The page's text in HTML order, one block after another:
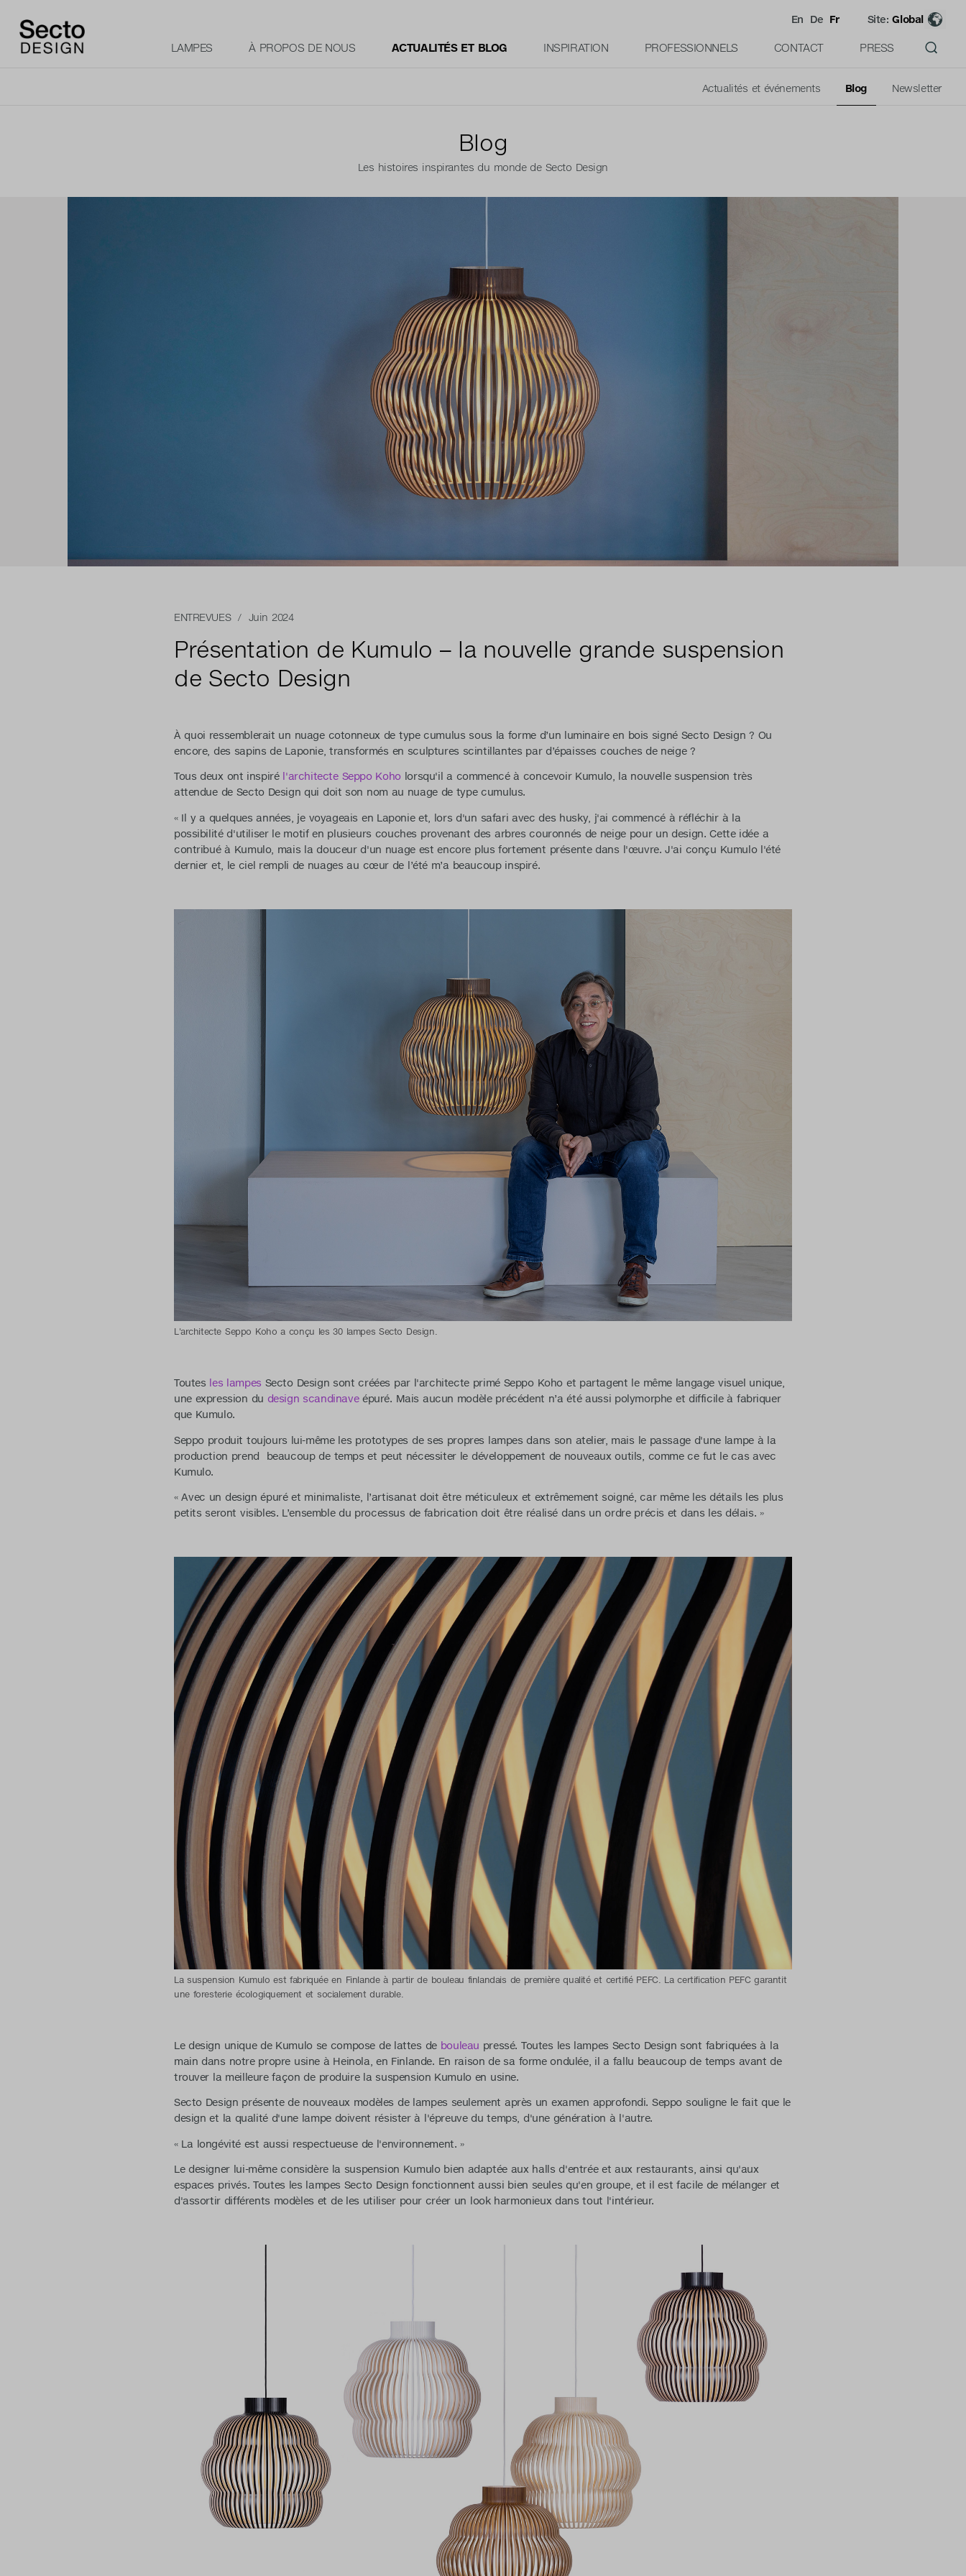
LAMPES À PROPOS DE NOUS ACTUALITÉS ET BLOG INSPIRATION PROFESSIONNELS CONTACT PRESS
En De Fr Site:Global
Actualités et événements Blog Newsletter
Blog
Les histoires inspirantes du monde de Secto Design
ENTREVUES/ Juin 2024
Présentation de Kumulo – la nouvelle grande suspension
de Secto Design
À quoi ressemblerait un nuage cotonneux de type cumulus sous la forme d’un luminaire en bois signé Secto Design ? Ou
encore, des sapins de Laponie, transformés en sculptures scintillantes par d’épaisses couches de neige ?
Tous deux ont inspiré l'architecte Seppo Koholorsqu'il a commencé à concevoir Kumulo, la nouvelle suspension très
attendue de Secto Design qui doit son nom au nuage de type cumulus.
« Il y a quelques années, je voyageais en Laponie et, lors d'un safari avec des husky, j'ai commencé à réfléchir à la
possibilité d'utiliser le motif en plusieurs couches provenant des arbres couronnés de neige pour un design. Cette idée a
contribué à Kumulo, mais la douceur d'un nuage est encore plus fortement présente dans l'œuvre. J'ai conçu Kumulo l'été
dernier et, le ciel rempli de nuages au cœur de l’été m’a beaucoup inspiré.
L'architecte Seppo Koho a conçu les 30 lampes Secto Design.
Toutes les lampes Secto Design sont créées par l'architecte primé Seppo Koho et partagent le même langage visuel unique,
une expression du design scandinaveépuré. Mais aucun modèle précédent n’a été aussi polymorphe et difficile à fabriquer
que Kumulo.
Seppo produit toujours lui-même les prototypes de ses propres lampes dans son atelier, mais le passage d'une lampe à la
production prend beaucoup de temps et peut nécessiter le développement de nouveaux outils, comme ce fut le cas avec
Kumulo.
« Avec un design épuré et minimaliste, l’artisanat doit être méticuleux et extrêmement soigné, car même les détails les plus
petits seront visibles. L’ensemble du processus de fabrication doit être réalisé dans un ordre précis et dans les délais. »
La suspension Kumulo est fabriquée en Finlande à partir de bouleau finlandais de première qualité et certifié PEFC. La certification PEFC garantit
une foresterie écologiquement et socialement durable.
Le design unique de Kumulo se compose de lattes de bouleau pressé. Toutes les lampes Secto Design sont fabriquées à la
main dans notre propre usine à Heinola, en Finlande. En raison de sa forme ondulée, il a fallu beaucoup de temps avant de
trouver la meilleure façon de produire la suspension Kumulo en usine.
Secto Design présente de nouveaux modèles de lampes seulement après un examen approfondi. Seppo souligne le fait que le
design et la qualité d'une lampe doivent résister à l'épreuve du temps, d'une génération à l'autre.
« La longévité est aussi respectueuse de l'environnement. »
Le designer lui-même considère la suspension Kumulo bien adaptée aux halls d'entrée et aux restaurants, ainsi qu'aux
espaces privés. Toutes les lampes Secto Design fonctionnent aussi bien seules qu'en groupe, et il est facile de mélanger et
d'assortir différents modèles et de les utiliser pour créer un look harmonieux dans tout l'intérieur.